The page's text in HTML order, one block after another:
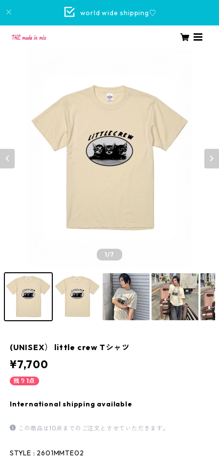
world wide shipping♡
1/7
(UNISEX） little crew Tシャツ
¥7,700
残り1点
International shipping available
この商品は10点までのご注文とさせていただきます。
STYLE : 2601MMTE02